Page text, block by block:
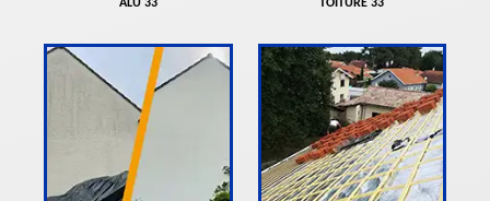
ALU 33
TOITURE 33